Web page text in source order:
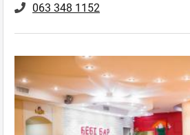
063 348 1152